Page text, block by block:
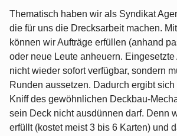
Thematisch haben wir als Syndikat
die für uns die Drecksarbeit machen.
können wir Aufträge erfüllen (anhand
oder neue Leute anheuern.
nicht wieder sofort verfügbar, sondern
Runden aussetzen. Dadurch ergibt
Kniff des gewöhnlichen Deckbau-
sein Deck nicht ausdünnen darf. Denn
erfüllt (kostet meist 3 bis 6 Karten) und